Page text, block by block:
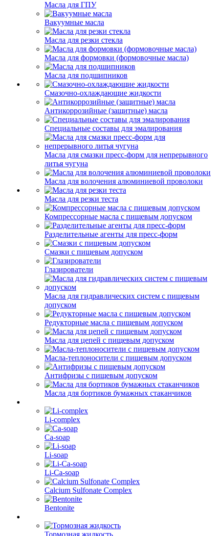
Масла для ГПУ
Вакуумные масла
Масла для резки стекла
Масла для формовки (формовочные масла)
Масла для подшипников
Смазочно-охлаждающие жидкости
Антикоррозийные (защитные) масла
Специальные составы для эмалирования
Масла для смазки пресс-форм для непрерывного
литья чугуна
Масла для волочения алюминиевой проволоки
Масла для резки теста
Компрессорные масла с пищевым допуском
Разделительные агенты для пресс-форм
Смазки с пищевым допуском
Глазирователи
Масла для гидравлических систем с пищевым
допуском
Редукторные масла с пищевым допуском
Масла для цепей с пищевым допуском
Масла-теплоносители с пищевым допуском
Антифризы с пищевым допуском
Масла для бортиков бумажных стаканчиков
Li-complex
Ca-soap
Li-soap
Li-Ca-soap
Calcium Sulfonate Complex
Bentonite
Тормозная жидкость